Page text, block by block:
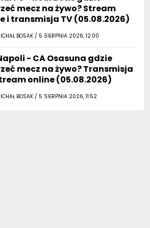
mecz na żywo? Stream
i transmisja TV (05.08.2026)
BOSAK / 5 SIERPNIA 2026, 12:00
- CA Osasuna gdzie
mecz na żywo? Transmisja
online (05.08.2026)
BOSAK / 5 SIERPNIA 2026, 11:52